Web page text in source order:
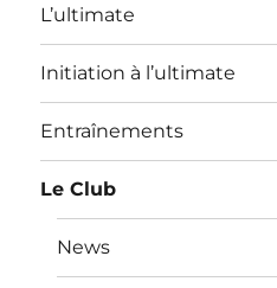
L’ultimate
Initiation à l’ultimate
Entraînements
Le Club
News